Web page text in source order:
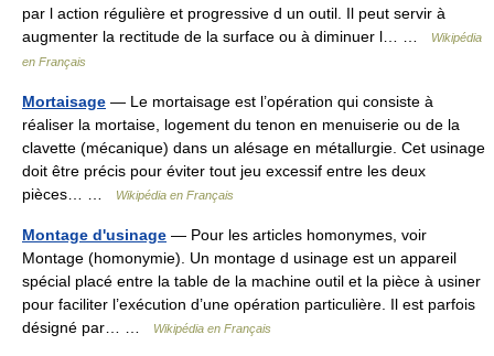
par l action régulière et progressive d un outil. Il peut servir à
augmenter la rectitude de la surface ou à diminuer l… …
Wikipédia
en Français
Mortaisage — Le mortaisage est l’opération qui consiste à
réaliser la mortaise, logement du tenon en menuiserie ou de la
clavette (mécanique) dans un alésage en métallurgie. Cet usinage
doit être précis pour éviter tout jeu excessif entre les deux
pièces… …
Wikipédia en Français
Montage d'usinage — Pour les articles homonymes, voir
Montage (homonymie). Un montage d usinage est un appareil
spécial placé entre la table de la machine outil et la pièce à usiner
pour faciliter l’exécution d’une opération particulière. Il est parfois
désigné par… …
Wikipédia en Français